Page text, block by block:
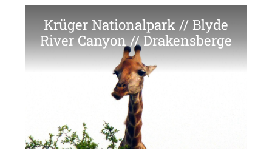
Krüger Nationalpark // Blyde
River Canyon // Drakensberge